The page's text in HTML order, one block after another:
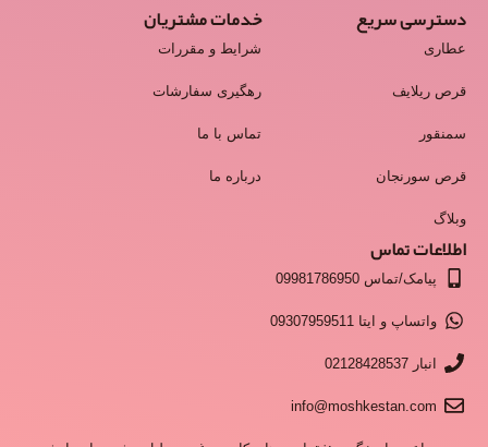
دسترسی سریع
عطاری
قرص ریلایف
سمنقور
قرص سورنجان
وبلاگ
خدمات مشتریان
شرایط و مقررات
رهگیری سفارشات
تماس با ما
درباره ما
اطلاعات تماس
پیامک/تماس 09981786950
واتساپ و ایتا 09307959511
انبار 02128428537
info@moshkestan.com